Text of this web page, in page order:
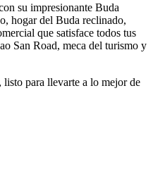
su impresionante Buda
hogar del Buda reclinado,
que satisface todos tus
San Road, meca del turismo y
para llevarte a lo mejor de